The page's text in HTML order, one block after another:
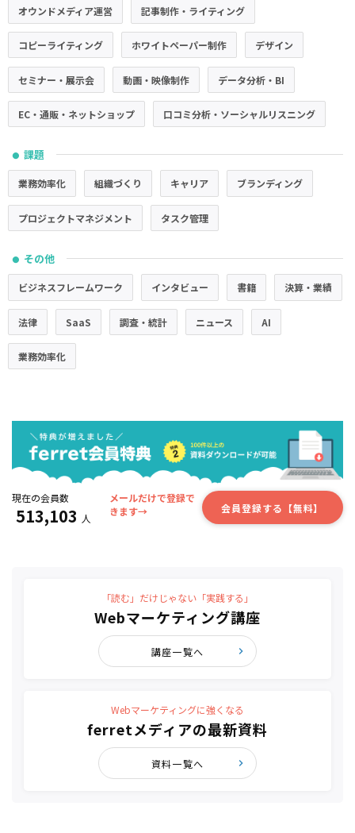
オウンドメディア運営 記事制作・ライティング
コピーライティング ホワイトペーパー制作 デザイン
セミナー・展示会 動画・映像制作 データ分析・BI
EC・通販・ネットショップ 口コミ分析・ソーシャルリスニング
● 課題
業務効率化 組織づくり キャリア ブランディング
プロジェクトマネジメント タスク管理
● その他
ビジネスフレームワーク インタビュー 書籍 決算・業績
法律 SaaS 調査・統計 ニュース AI
業務効率化
現在の会員数
513,103 人
メールだけで登録で
きます→
会員登録する【無料】
「読む」だけじゃない「実践する」
Webマーケティング講座
講座一覧へ
Webマーケティングに強くなる
ferretメディアの最新資料
資料一覧へ